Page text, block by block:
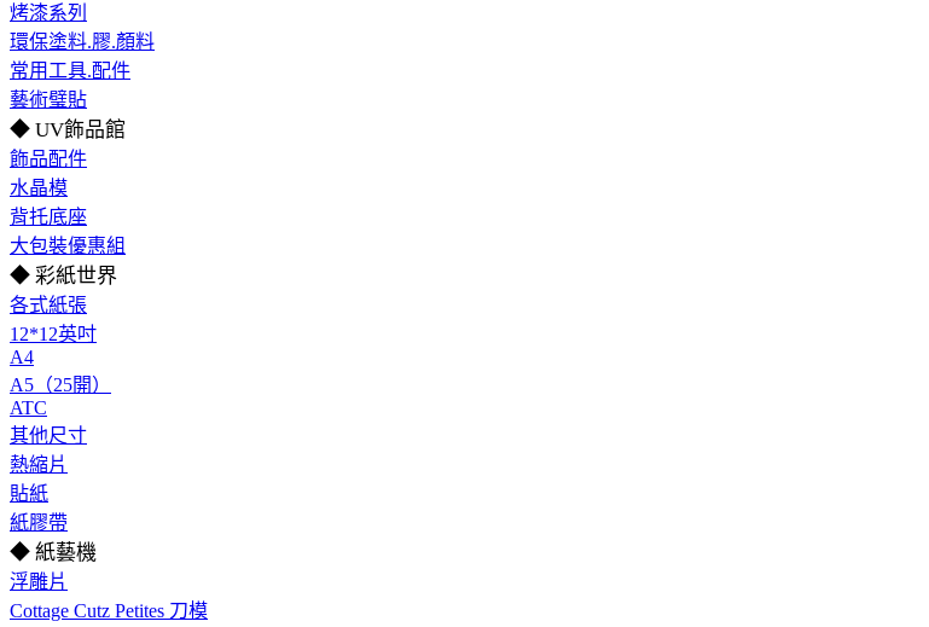
烤漆系列
環保塗料.膠.顏料
常用工具.配件
藝術璧貼
◆ UV飾品館
飾品配件
水晶模
背托底座
大包裝優惠組
◆ 彩紙世界
各式紙張
12*12英吋
A4
A5（25開）
ATC
其他尺寸
熱縮片
貼紙
紙膠帶
◆ 紙藝機
浮雕片
Cottage Cutz Petites 刀模